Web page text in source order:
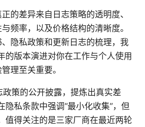
的差异来自日志策略的透明度、
频率，以及价格结构的清晰度。
隐私政策和更新日志的梳理，我
的版本演进对你在工作与个人使用
理至关重要。
策的公开披露，提炼出真实差
隐私条款中强调“最小化收集”，但
值得关注的是三家厂商在最近两轮